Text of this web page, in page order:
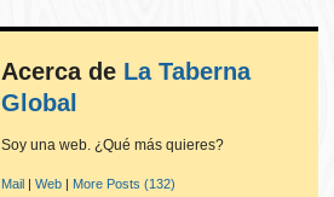
Acerca de La Taberna
Global
Soy una web. ¿Qué más quieres?
Mail |Web | More Posts (132)